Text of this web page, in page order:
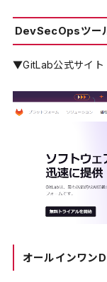
DevSecOpsツー
▼GitLab公式サイト
オールインワン